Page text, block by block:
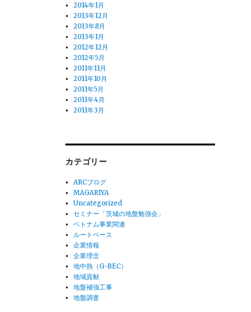
2014年1月
2013年12月
2013年8月
2013年1月
2012年12月
2012年5月
2011年11月
2011年10月
2011年5月
2011年4月
2011年3月
カテゴリー
ARCブログ
MAGARIYA
Uncategorized
セミナー「茨城の地盤勉強会」
ベトナム事業関連
ルートベース
企業情報
企業理念
地中熱（G-BEC）
地域貢献
地盤補強工事
地盤調査